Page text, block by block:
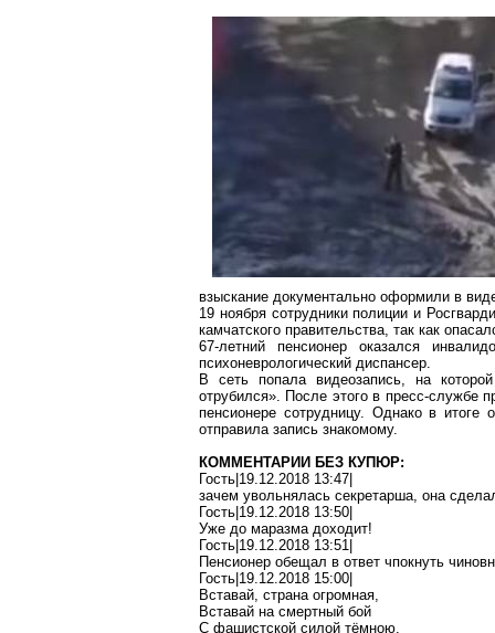
взыскание документально оформили в
19 ноября сотрудники полиции и
камчатского правительства, так как
67-летний пенсионер оказался
психоневрологический диспансер.
В сеть попала видеозапись, на
отрубился». После этого в пресс-службе
пенсионере сотрудницу. Однако в итоге
отправила запись знакомому.
КОММЕНТАРИИ БЕЗ КУПЮР:
Гость|19.12.2018 13:47|
зачем увольнялась секретарша, она
Гость|19.12.2018 13:50|
Уже до маразма доходит!
Гость|19.12.2018 13:51|
Пенсионер обещал в ответ чпокнуть
Гость|19.12.2018 15:00|
Вставай, страна огромная,
Вставай на смертный бой
С фашистской силой тёмною,